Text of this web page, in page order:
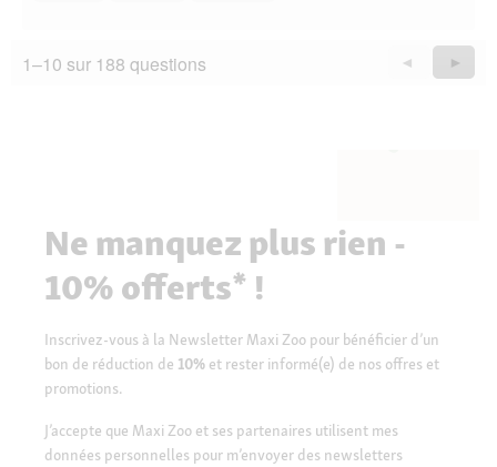
1–10 sur 188 questions
Précédent
Questions
◄ ►
Ne manquez plus rien -
10% offerts* !
Inscrivez-vous à la Newsletter Maxi Zoo pour bénéficier d’un
bon de réduction de 10% et rester informé(e) de nos offres et
promotions.
J’accepte que Maxi Zoo et ses partenaires utilisent mes
données personnelles pour m’envoyer des newsletters